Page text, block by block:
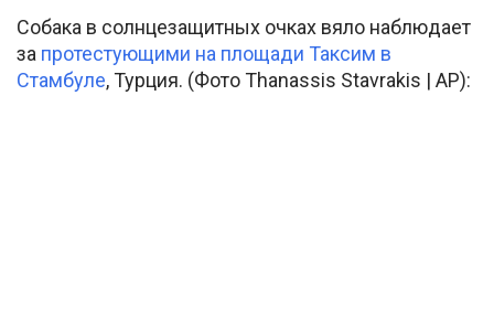
Собака в солнцезащитных очках вяло наблюдает
за протестующими на площади Таксим в
Стамбуле, Турция. (Фото Thanassis Stavrakis | AP):